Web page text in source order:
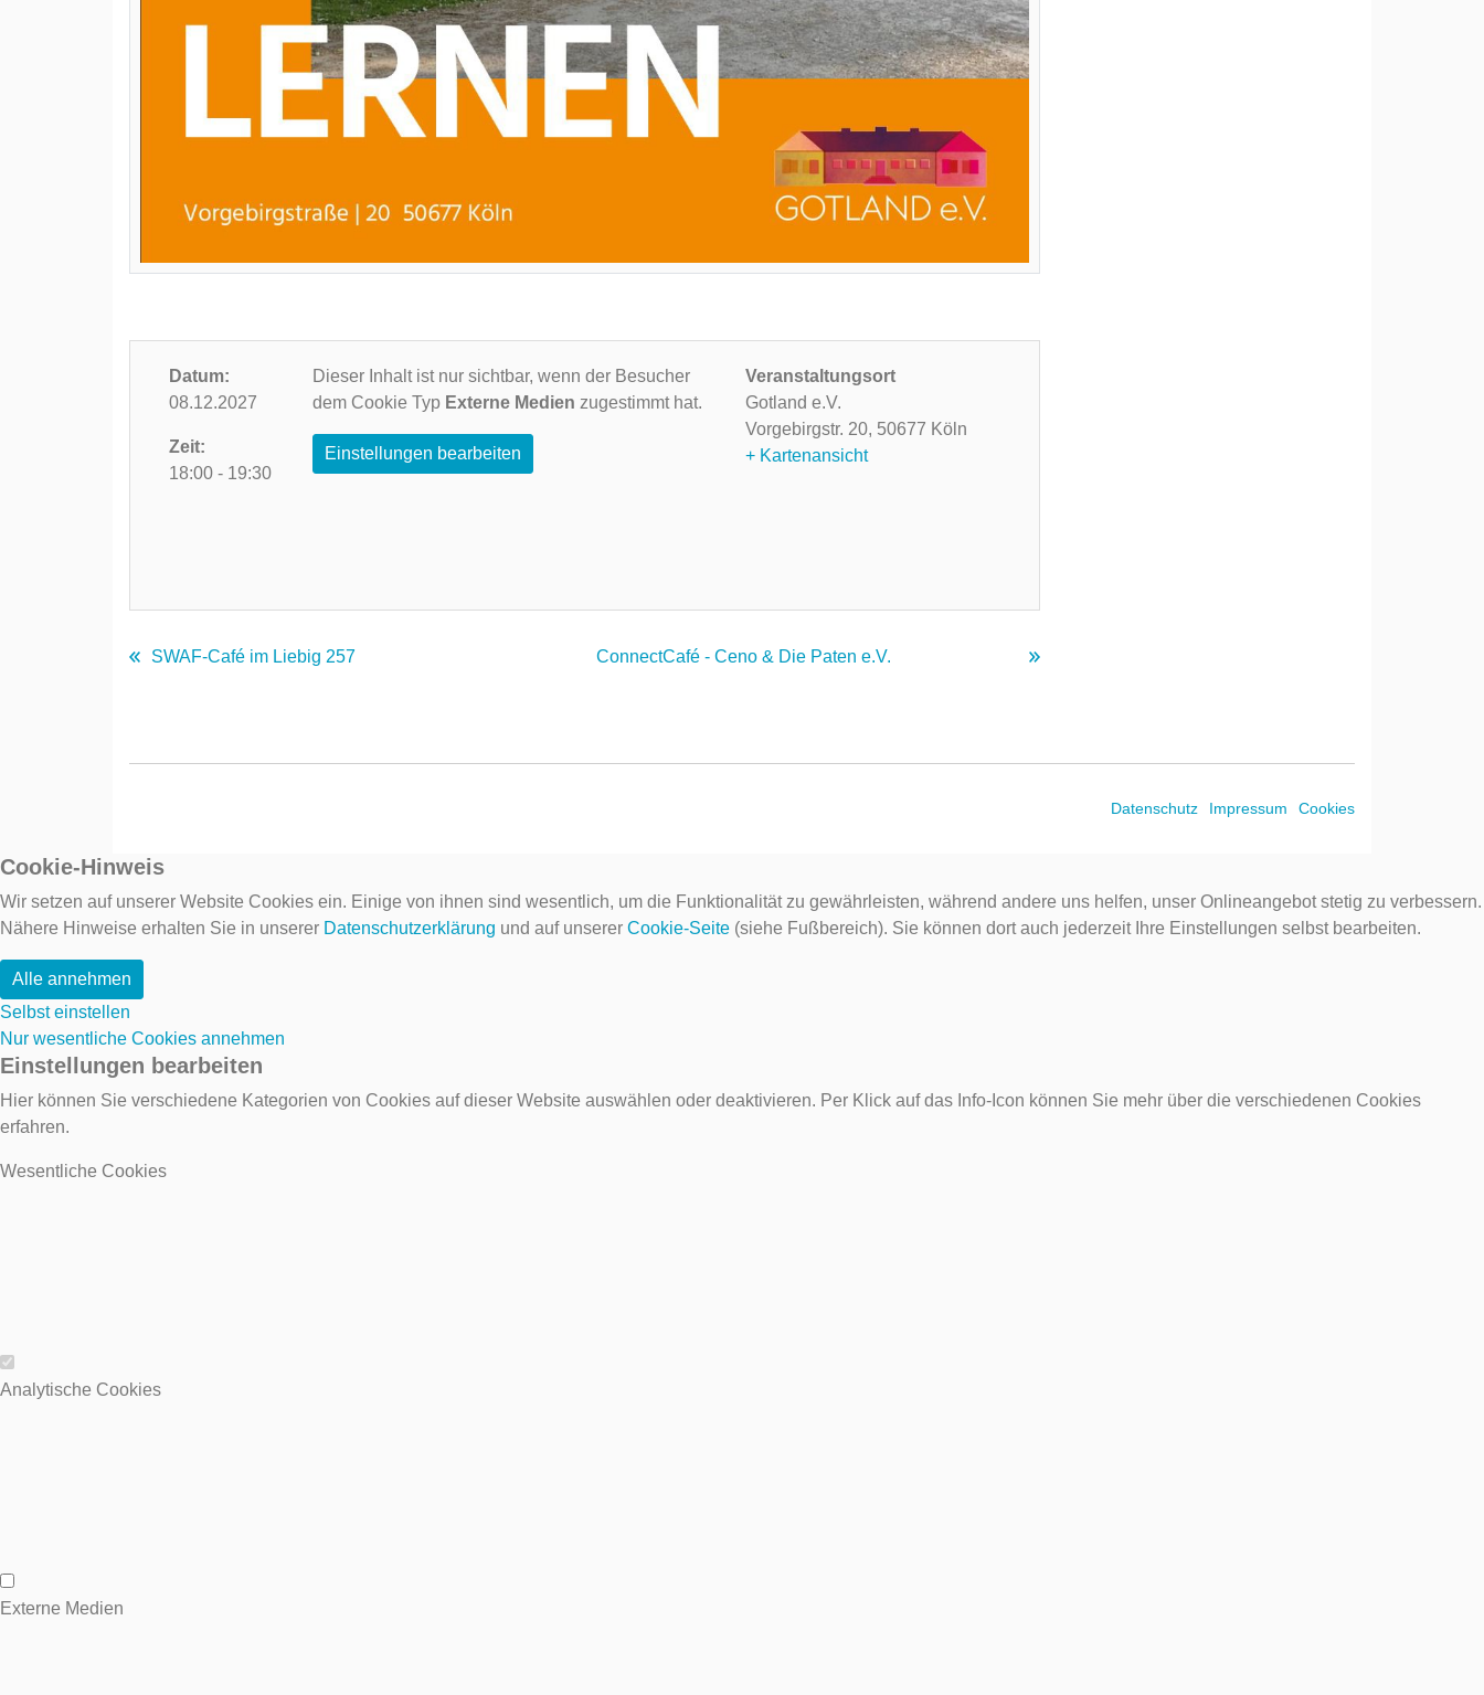
Datum:
08.12.2027
Zeit:
18:00 - 19:30
Dieser Inhalt ist nur sichtbar, wenn der Besucher
dem Cookie Typ Externe Medien zugestimmt hat.
Einstellungen bearbeiten
Veranstaltungsort
Gotland e.V.
Vorgebirgstr. 20, 50677 Köln
+ Kartenansicht
SWAF-Café im Liebig 257 ConnectCafé - Ceno & Die Paten e.V.
Datenschutz Impressum Cookies
Cookie-Hinweis
Wir setzen auf unserer Website Cookies ein. Einige von ihnen sind wesentlich, um die Funktionalität zu gewährleisten, während andere uns helfen, unser Onlineangebot stetig zu verbessern.
Nähere Hinweise erhalten Sie in unserer Datenschutzerklärung und auf unserer Cookie-Seite (siehe Fußbereich). Sie können dort auch jederzeit Ihre Einstellungen selbst bearbeiten.
Alle annehmen
Selbst einstellen
Nur wesentliche Cookies annehmen
Einstellungen bearbeiten
Hier können Sie verschiedene Kategorien von Cookies auf dieser Website auswählen oder deaktivieren. Per Klick auf das Info-Icon können Sie mehr über die verschiedenen Cookies
erfahren.
Wesentliche Cookies
Wesentliche Cookies
Analytische Cookies
Analytische Cookies
Externe Medien